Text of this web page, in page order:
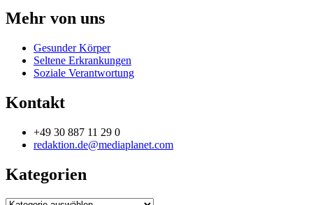
Mehr von uns
Gesunder Körper
Seltene Erkrankungen
Soziale Verantwortung
Kontakt
+49 30 887 11 29 0
redaktion.de@mediaplanet.com
Kategorien